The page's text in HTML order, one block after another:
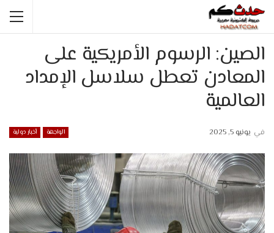
الصين: الرسوم الأمريكية على
المعادن تعطل سلاسل الإمداد
العالمية
الواجهة أخبار دولية في يونيو 5, 2025